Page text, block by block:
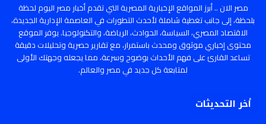
مصر الان .. أبرز المواقع الإخبارية المصرية التي تقدم أخبار مصر اليوم لحظة
بلحظة، إلى جانب تغطية شاملة لأحدث التطورات في العاصمة الإدارية الجديدة،
الاقتصاد المصري، السياسة، الحوادث، الرياضة، والتكنولوجيا. يوفر الموقع
محتوى إخباري موثوق ومحدث باستمرار، مع تقارير حصرية وتحليلات دقيقة
تساعد القارئ على فهم الأحداث بوضوح وسرعة، مما يجعله وجهتك الأولى
لمتابعة كل جديد في مصر والعالم.
أخر التحديثات